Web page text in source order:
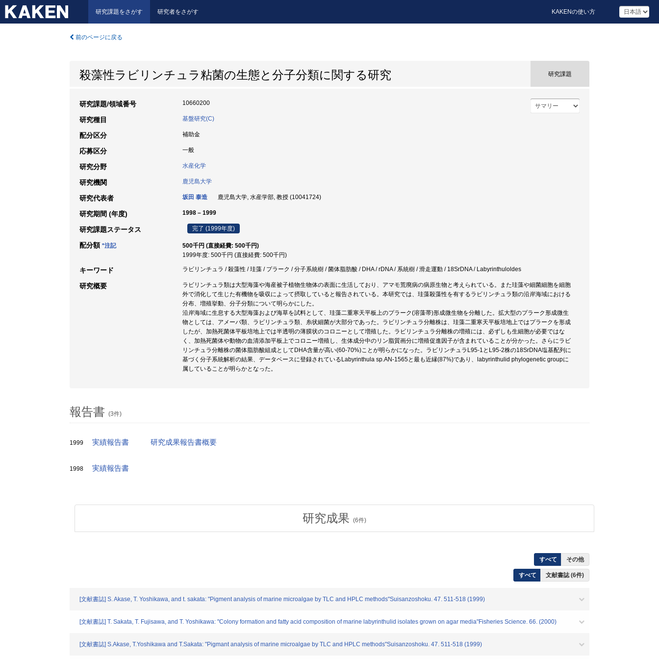
研究課題をさがす 研究者をさがす KAKENの使い方
前のページに戻る
殺藻性ラビリンチュラ粘菌の生態と分子分類に関する研究 研究課題
研究課題/領域番号 10660200
研究種目 基盤研究(C)
配分区分 補助金
応募区分 一般
研究分野 水産化学
研究機関 鹿児島大学
研究代表者 坂田 泰造 鹿児島大学, 水産学部, 教授 (10041724)
研究期間 (年度) 1998 – 1999
研究課題ステータス 完了 (1999年度)
配分額 *注記
500千円 (直接経費: 500千円)
1999年度: 500千円 (直接経費: 500千円)
キーワード ラビリンチュラ / 殺藻性 / 珪藻 / プラーク / 分子系統樹 / 菌体脂肪酸 / DHA / rDNA / 系統樹 / 滑走運動 / 18SrDNA / Labyrinthuloldes
研究概要
ラビリンチュラ類は大型海藻や海産被子植物生物体の表面に生活しており、アマモ荒廃病の病原生物と考えられている。また珪藻や細菌細胞を細胞
外で消化して生じた有機物を吸収によって摂取していると報告されている。本研究では、珪藻殺藻性を有するラビリンチュラ類の沿岸海域における
分布、増殖挙動、分子分類について明らかにした。
沿岸海域に生息する大型海藻および海草を試料として、珪藻二重寒天平板上のプラーク(溶藻帯)形成微生物を分離した。拡大型のプラーク形成微生
物としては、アメーバ類、ラビリンチュラ類、糸状細菌が大部分であった。ラビリンチュラ分離株は、珪藻二重寒天平板培地上ではプラークを形成
したが、加熱死菌体平板培地上では半透明の薄膜状のコロニーとして増殖した。ラビリンチュラ分離株の増殖には、必ずしも生細胞が必要ではな
く、加熱死菌体や動物の血清添加平板上でコロニー増殖し、生体成分中のリン脂質画分に増殖促進因子が含まれていることが分かった。さらにラビ
リンチュラ分離株の菌体脂肪酸組成としてDHA含量が高い(60-70%)ことが明らかになった。ラビリンチュラL95-1とL95-2株の18SrDNA塩基配列に
基づく分子系統解析の結果、データベースに登録されているLabyrinthula sp.AN-1565と最も近縁(87%)であり、labyrinthulid phylogenetic groupに
属していることが明らかとなった。
報告書 (3件)
1999 実績報告書 研究成果報告書概要
1998 実績報告書
研究成果 (6件)
すべて その他
すべて 文献書誌 (6件)
[文献書誌] S. Akase, T. Yoshikawa, and t. sakata: "Pigment analysis of marine microalgae by TLC and HPLC methods"Suisanzoshoku. 47. 511-518 (1999)
[文献書誌] T. Sakata, T. Fujisawa, and T. Yoshikawa: "Colony formation and fatty acid composition of marine labyrinthulid isolates grown on agar media"Fisheries Science. 66. (2000)
[文献書誌] S.Akase, T.Yoshikawa and T.Sakata: "Pigmant analysis of marine microalgae by TLC and HPLC methods"Suisanzoshoku. 47. 511-518 (1999)